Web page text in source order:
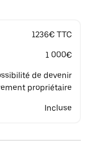
1236€ TTC
1 000€
de devenir
propriétaire
Incluse